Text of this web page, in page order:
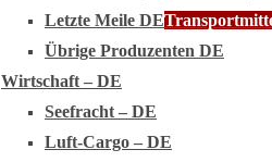
Letzte Meile DE
Übrige Produzenten DE
Wirtschaft – DE
Seefracht – DE
Luft-Cargo – DE